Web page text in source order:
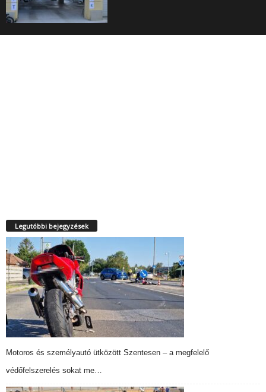
Legutóbbi bejegyzések
Motoros és személyautó ütközött Szentesen – a megfelelő
védőfelszerelés sokat me…